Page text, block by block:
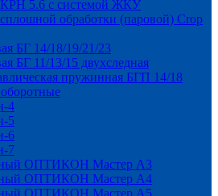
КРН 5.6 с системой ЖКУ
сплошной обработки (паровой) Crop
БГ 14/18/19/21/23
БГ 11/13/15 двухследная
пружинная БГП 14/18
4
5
6
7
ОПТИКОН Мастер А3
ОПТИКОН Мастер А4
ОПТИКОН Мастер А5